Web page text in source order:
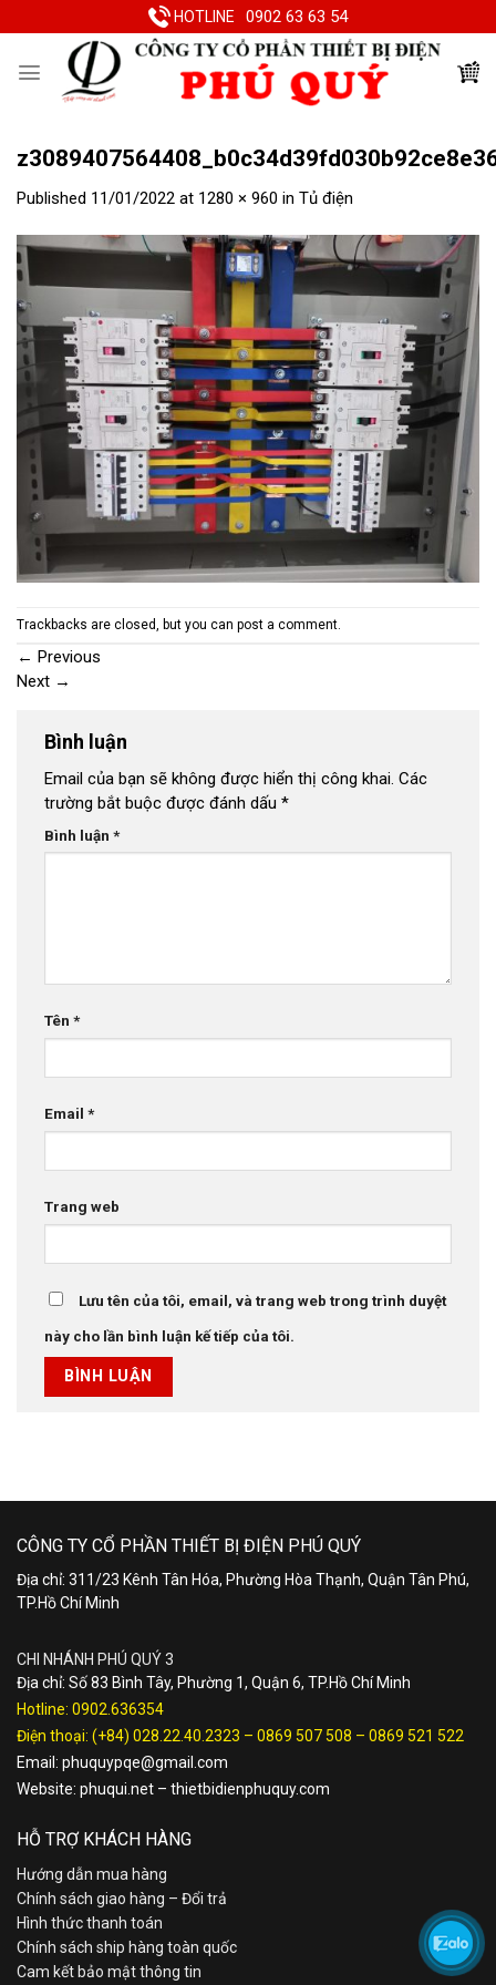
to
HOTLINE 0902 63 63 54
Published 11/01/2022 at 1280 × 960 in Tủ điện
Trackbacks are closed, but you can post a comment.
← Previous
Next →
Bình luận
Email của bạn sẽ không được hiển thị công khai. Các
trường bắt buộc được đánh dấu *
Bình luận *
Tên *
Email *
Trang web
Lưu tên của tôi, email, và trang web trong trình duyệt
này cho lần bình luận kế tiếp của tôi.
CÔNG TY CỔ PHẦN THIẾT BỊ ĐIỆN PHÚ QUÝ
Địa chỉ: 311/23 Kênh Tân Hóa, Phường Hòa Thạnh, Quận Tân Phú,
TP.Hồ Chí Minh
CHI NHÁNH PHÚ QUÝ 3
Địa chỉ: Số 83 Bình Tây, Phường 1, Quận 6, TP.Hồ Chí Minh
Hotline: 0902.636354
Điện thoại: (+84) 028.22.40.2323 – 0869 507 508 – 0869 521 522
Email: phuquypqe@gmail.com
Website: phuqui.net – thietbidienphuquy.com
HỖ TRỢ KHÁCH HÀNG
Hướng dẫn mua hàng
Chính sách giao hàng – Đổi trả
Hình thức thanh toán
Chính sách ship hàng toàn quốc
Cam kết bảo mật thông tin